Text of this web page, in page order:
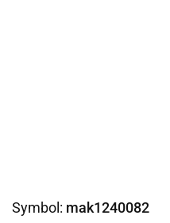
Symbol: mak1240082